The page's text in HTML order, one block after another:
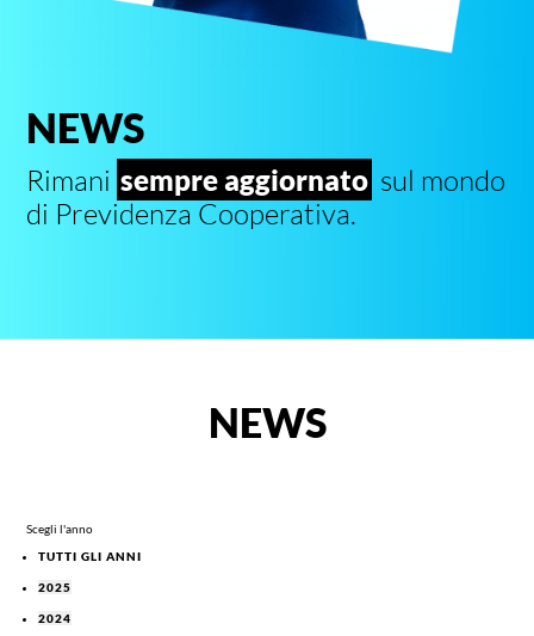
NEWS
Rimani sempre aggiornato sul mondo
di Previdenza Cooperativa.
NEWS
Scegli l'anno
TUTTI GLI ANNI
2025
2024